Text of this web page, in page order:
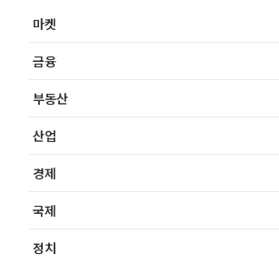
마켓
금융
부동산
산업
경제
국제
정치